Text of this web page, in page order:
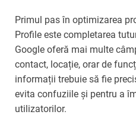
Primul pas în optimizarea
Profile este completarea
Google oferă mai multe
contact, locație, orar de
informații trebuie să fie
evita confuziile și pentru a
utilizatorilor.